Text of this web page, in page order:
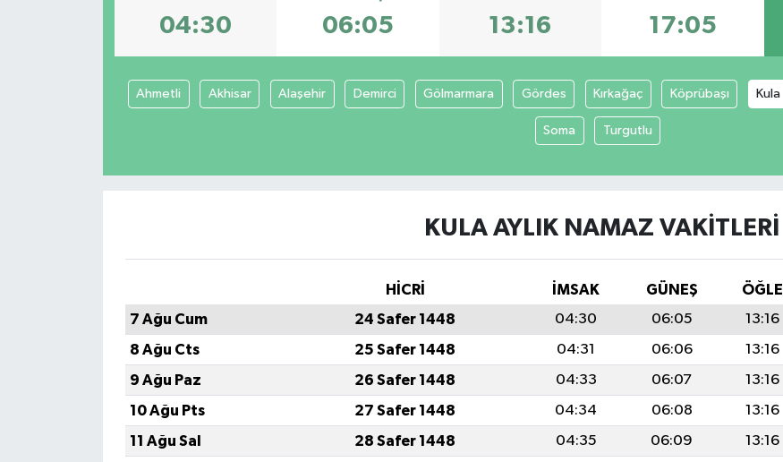
04:30 06:05 13:16 17:05
Ahmetli Akhisar Alaşehir Demirci Gölmarmara Gördes Kırkağaç Köprübaşı Kula
Soma Turgutlu
KULA AYLIK NAMAZ VAKITLERI
HİCRİ İMSAK GÜNEŞ ÖĞLE
7 Ağu Cum
24 Safer 1448 04:30 06:05 13:16
8 Ağu Cts
25 Safer 1448 04:31 06:06 13:16
9 Ağu Paz
26 Safer 1448 04:33 06:07 13:16
10 Ağu Pts
27 Safer 1448 04:34 06:08 13:16
11 Ağu Sal
28 Safer 1448 04:35 06:09 13:16